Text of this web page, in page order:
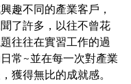
趣不同的產業客戶，
了許多，以往不曾花
往往在實習工作的過
常~並在每一次對產業
獲得無比的成就感。